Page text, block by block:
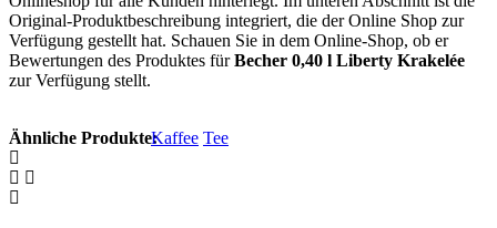
Original-Produktbeschreibung integriert, die der Online Shop zur
Verfügung gestellt hat. Schauen Sie in dem Online-Shop, ob er
Bewertungen des Produktes fürBecher 0,40 l Liberty Krakelée
zur Verfügung stellt.
Ähnliche Produkte:Kaffee Tee